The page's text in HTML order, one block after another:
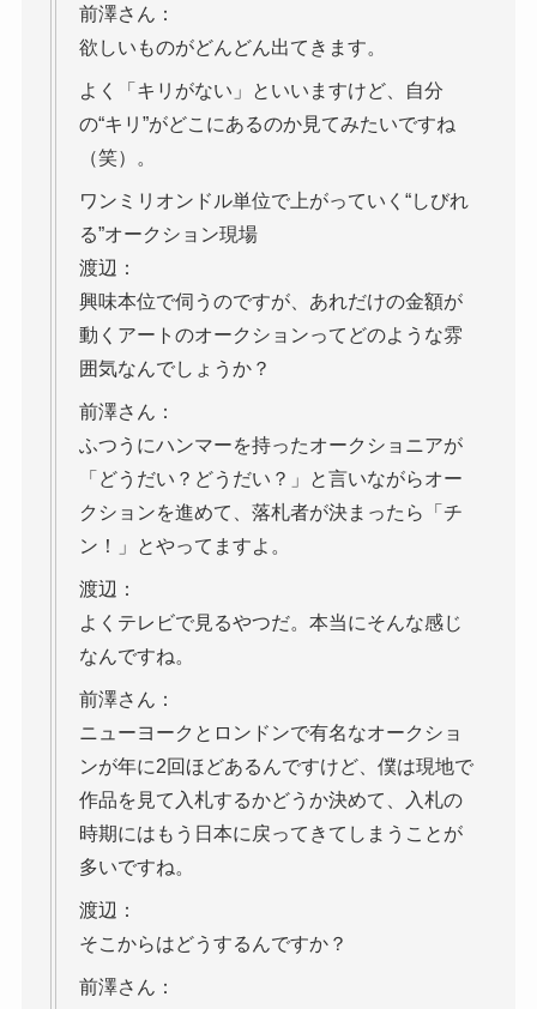
前澤さん：
欲しいものがどんどん出てきます。
よく「キリがない」といいますけど、自分
の“キリ”がどこにあるのか見てみたいですね
（笑）。
ワンミリオンドル単位で上がっていく“しびれ
る”オークション現場
渡辺：
興味本位で伺うのですが、あれだけの金額が
動くアートのオークションってどのような雰
囲気なんでしょうか？
前澤さん：
ふつうにハンマーを持ったオークショニアが
「どうだい？どうだい？」と言いながらオー
クションを進めて、落札者が決まったら「チ
ン！」とやってますよ。
渡辺：
よくテレビで見るやつだ。本当にそんな感じ
なんですね。
前澤さん：
ニューヨークとロンドンで有名なオークショ
ンが年に2回ほどあるんですけど、僕は現地で
作品を見て入札するかどうか決めて、入札の
時期にはもう日本に戻ってきてしまうことが
多いですね。
渡辺：
そこからはどうするんですか？
前澤さん：